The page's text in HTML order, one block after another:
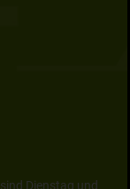
Dienstag und